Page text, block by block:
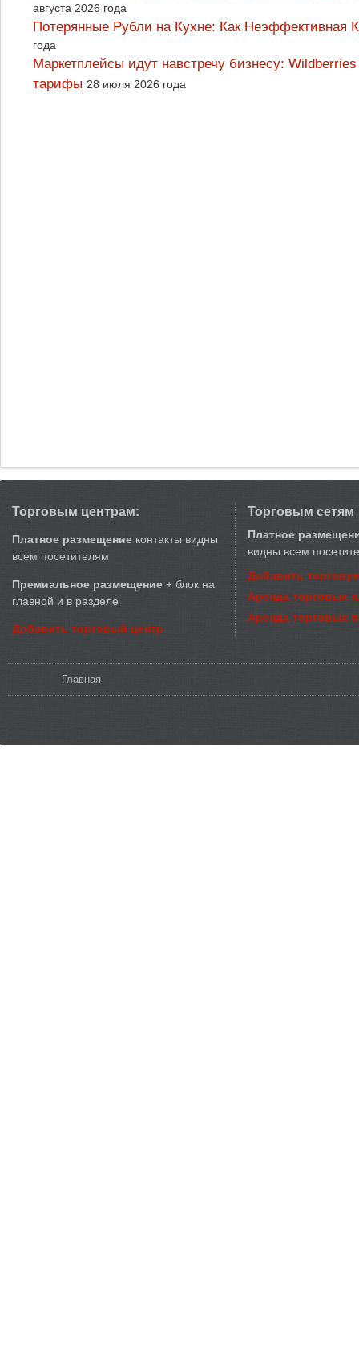
августа 2026 года
Потерянные Рубли на Кухне: Как
года
Маркетплейсы идут навстречу бизнесу:
тарифы 28 июля 2026 года
Торговым центрам:
Платное размещение контакты видны
всем посетителям
Премиальное размещение + блок на
главной и в разделе
Добавить торговый центр
Торговым сетям
Платное
видны всем
Добавить
Аренда торговых
Аренда торговых
Главная